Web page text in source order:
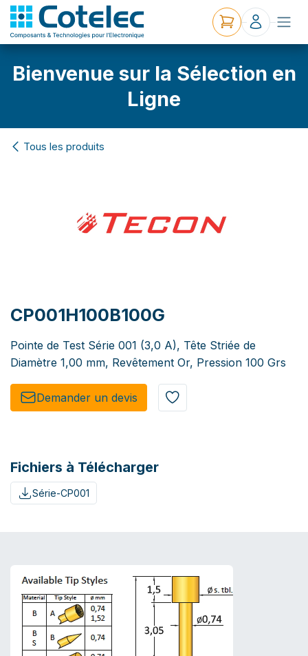
Bienvenue sur la Sélection en
Ligne
Tous les produits
CP001H100B100G
Pointe de Test Série 001 (3,0 A), Tête Striée de
Diamètre 1,00 mm, Revêtement Or, Pression 100 Grs
Demander un de​​vis​​
Fichiers à Télécharger
Série-CP001